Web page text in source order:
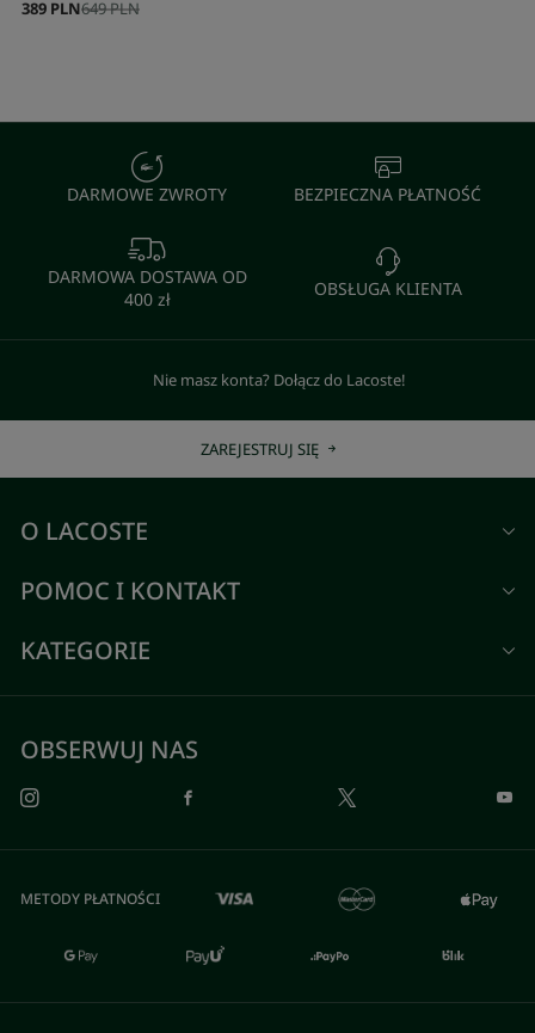
649 PLN
389 PLN
DARMOWE ZWROTY BEZPIECZNA PŁATNOŚĆ
DARMOWA DOSTAWA OD
400 zł
OBSŁUGA KLIENTA
Nie masz konta? Dołącz do Lacoste!
ZAREJESTRUJ SIĘ
O LACOSTE
POMOC I KONTAKT
KATEGORIE
OBSERWUJ NAS
METODY PŁATNOŚCI